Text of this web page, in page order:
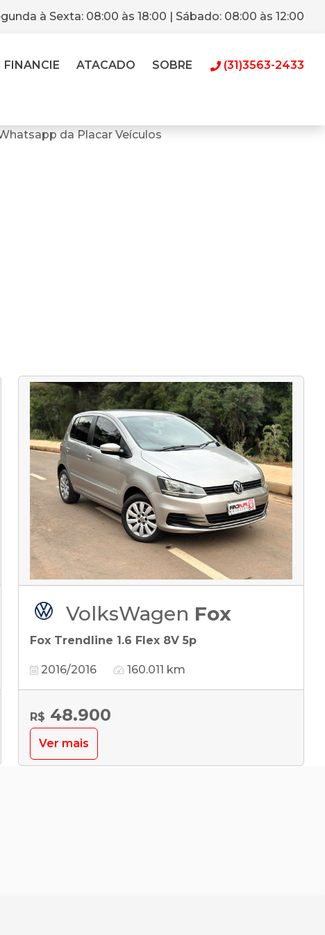
à Sexta: 08:00 às 18:00 | Sábado: 08:00 às 12:00
FINANCIE ATACADO SOBRE (31)3563-2433
da Placar Veículos
VolksWagen Fox
Fox Trendline 1.6 Flex 8V 5p
2016/2016 160.011 km
R$ 48.900
Ver mais